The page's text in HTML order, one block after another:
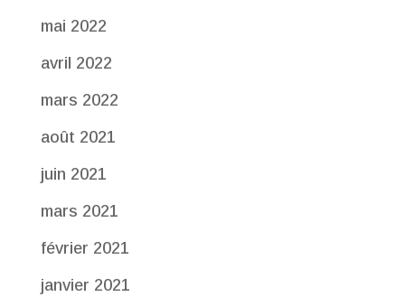
mai 2022
avril 2022
mars 2022
août 2021
juin 2021
mars 2021
février 2021
janvier 2021